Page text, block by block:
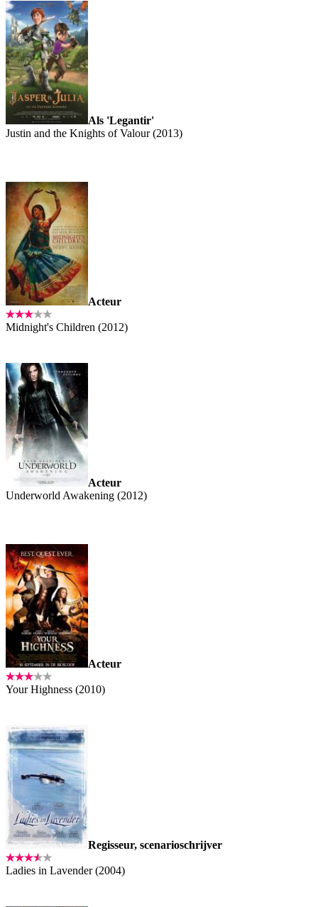
Als 'Legantir'
Justin and the Knights of Valour (2013)
Acteur
Midnight's Children (2012)
Acteur
Underworld Awakening (2012)
Acteur
Your Highness (2010)
Regisseur, scenarioschrijver
Ladies in Lavender (2004)